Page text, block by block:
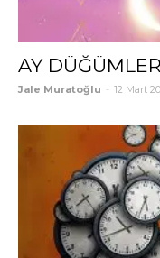
AY
Jale Muratoğlu - 12 Mart